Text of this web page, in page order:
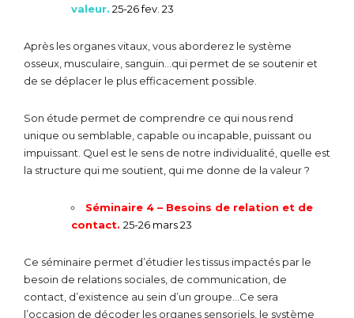
valeur. 25-26 fev. 23
Après les organes vitaux, vous aborderez le système
osseux, musculaire, sanguin…qui permet de se soutenir et
de se déplacer le plus efficacement possible.
Son étude permet de comprendre ce qui nous rend
unique ou semblable, capable ou incapable, puissant ou
impuissant. Quel est le sens de notre individualité, quelle est
la structure qui me soutient, qui me donne de la valeur ?
Séminaire 4 – Besoins de relation et de
contact. 25-26 mars 23
Ce séminaire permet d’étudier les tissus impactés par le
besoin de relations sociales, de communication, de
contact, d’existence au sein d’un groupe…Ce sera
l’occasion de décoder les organes sensoriels, le système